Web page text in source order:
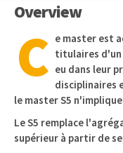
Overview
C e master est
titulaires d'un
eu dans leur
disciplinaires
le master S5
Le S5 remplace
supérieur à partir de